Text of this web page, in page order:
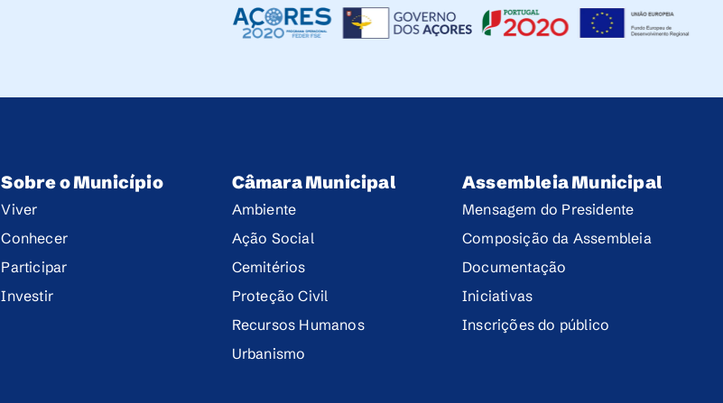
Sobre o Município
Viver
Conhecer
Participar
Investir
Câmara Municipal
Ambiente
Ação Social
Cemitérios
Proteção Civil
Recursos Humanos
Urbanismo
Assembleia Municipal
Mensagem do Presidente
Composição da Assembleia
Documentação
Iniciativas
Inscrições do público